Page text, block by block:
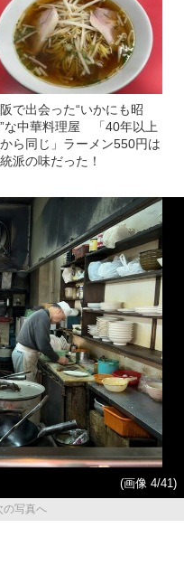
で出会った“いかにも昭
な中華料理屋 「40年以上
ら同じ」ラーメン550円は
派の味だった！
(画像 4/41)
の写真へ